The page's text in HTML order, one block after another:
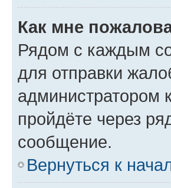
Как мне
Рядом с каждым
для отправки
администратором
пройдёте через
сообщение.
Вернуться к